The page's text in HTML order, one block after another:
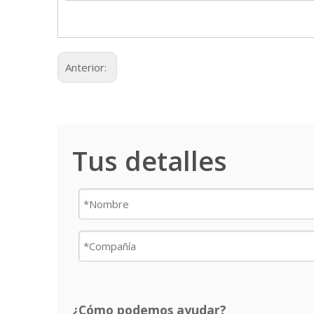
Anterior:
Tus detalles
¿Cómo podemos ayudar?